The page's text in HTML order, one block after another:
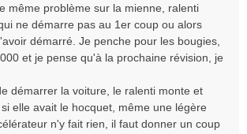
même problème sur la mienne, ralenti
ne démarre pas au 1er coup ou alors
démarré. Je penche pour les bougies,
et je pense qu'à la prochaine révision, je
démarrer la voiture, le ralenti monte et
elle avait le hocquet, même une légère
n'y fait rien, il faut donner un coup